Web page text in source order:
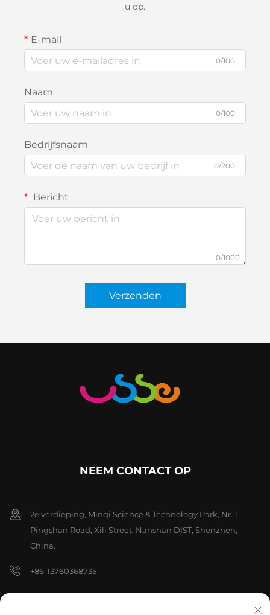
u op.
E-mail
0/100
Naam
0/100
Bedrijfsnaam
0/200
Bericht
0/1000
Verzenden
NEEM CONTACT OP
2e verdieping, Minqi Science & Technology Park, Nr. 1
Pingshan Road, Xili Street, Nanshan DIST, Shenzhen,
China.
+86-13760368735